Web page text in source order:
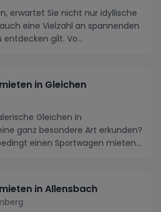
erwartet Sie nicht nur idyllische
eine Vielzahl an spannenden
gilt. Vo...
in Gleichen
Gleichen in
ganz besondere Art erkunden?
einen Sportwagen mieten
in Allensbach